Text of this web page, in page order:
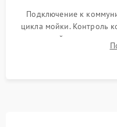
Подключение к
цикла мойки. Контроль
до нужной
штатного слива и